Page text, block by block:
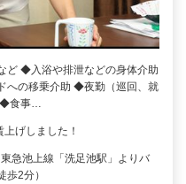
ど ◆入浴や排泄などの身体介助
への移乗介助 ◆夜勤（巡回、就
◆食事…
げしました！
急池上線「洗足池駅」よりバ
歩2分）